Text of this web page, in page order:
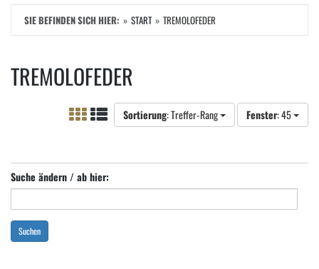
SIE BEFINDEN SICH HIER: START TREMOLOFEDER
TREMOLOFEDER
Sortierung: Treffer-Rang Fenster: 45
Suche ändern / ab hier:
Suchen